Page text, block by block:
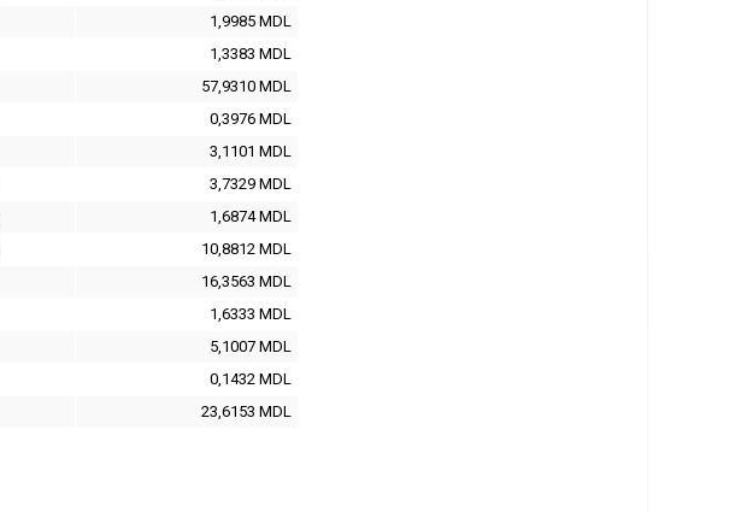
1,9985 MDL
1,3383 MDL
57,9310 MDL
0,3976 MDL
3,1101 MDL
3,7329 MDL
1,6874 MDL
10,8812 MDL
16,3563 MDL
1,6333 MDL
5,1007 MDL
0,1432 MDL
23,6153 MDL